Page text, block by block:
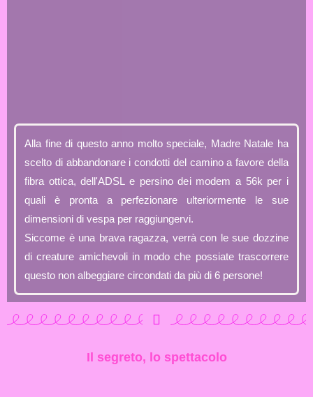
Alla fine di questo anno molto speciale, Madre Natale ha
scelto di abbandonare i condotti del camino a favore della
fibra ottica, dell'ADSL e persino dei modem a 56k per i
quali è pronta a perfezionare ulteriormente le sue
dimensioni di vespa per raggiungervi.
Siccome è una brava ragazza, verrà con le sue dozzine
di creature amichevoli in modo che possiate trascorrere
questo non albeggiare circondati da più di 6 persone!
Il segreto, lo spettacolo